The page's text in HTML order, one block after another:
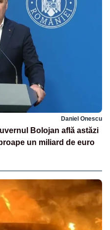
Daniel Onescu
Bolojan află astăzi
un miliard de euro